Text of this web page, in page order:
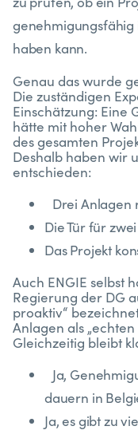
genehmigungsfähig
haben kann.
Genau das wurde
Die zuständigen
Einschätzung: Eine
hätte mit hoher
des gesamten
Deshalb haben wir
entschieden:
Drei Anlagen
Die Tür für
Das Projekt
Auch ENGIE selbst
Regierung der DG
proaktiv“
Anlagen als
Gleichzeitig bleibt
Ja,
dauern in
Ja, es gibt zu